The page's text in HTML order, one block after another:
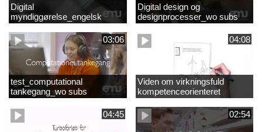
Digital
myndiggørelse_engelsk
Digital design og
designprocesser_wo subs
03:06
test_computational
tankegang_wo subs
04:08
Viden om virkningsfuld
kompetenceorienteret
naturfagsundervisning
04:45
02:54